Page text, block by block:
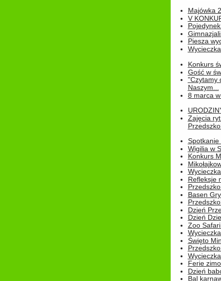
Majówka
V
Piesza
Konkurs
Gość w
"Czytamy
Naszym...
8 marca
Zajęcia
Spotkanie
Wigilia w
Konkurs
Refleksje
Basen
Dzień
Dzień
Zoo
Święto
Ferie
Dzień
Bal